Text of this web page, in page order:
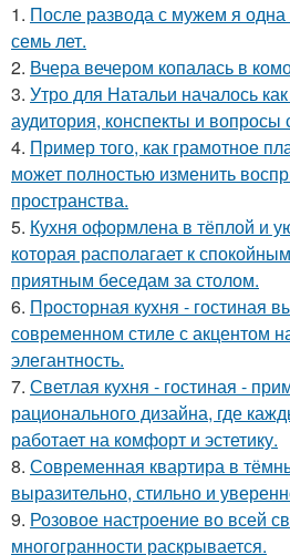
1. После развода с мужем я
семь лет.
2. Вчера вечером копалась в
3. Утро для Натальи началось
аудитория, конспекты и вопросы
4. Пример того, как грамотное
может полностью изменить
пространства.
5. Кухня оформлена в тёплой и
которая располагает к
приятным беседам за столом.
6. Просторная кухня - гостиная
современном стиле с акцентом
элегантность.
7. Светлая кухня - гостиная -
рационального дизайна, где
работает на комфорт и эстетику.
8. Современная квартира в
выразительно, стильно и
9. Розовое настроение во всей
многогранности раскрывается.